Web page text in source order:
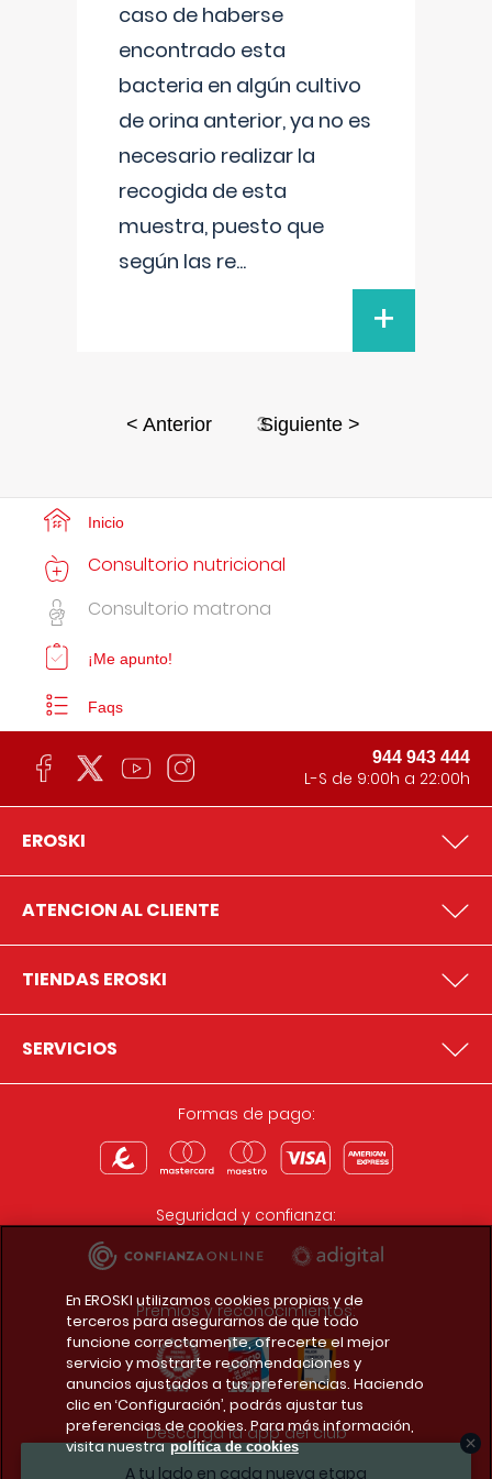
caso de haberse
encontrado esta
bacteria en algún cultivo
de orina anterior, ya no es
necesario realizar la
recogida de esta
muestra, puesto que
según las re...
+
< Anterior 3Siguiente >
A tu lado en cada nueva etapa
Inicio
Consultorio nutricional
Consultorio matrona
¡Me apunto!
Faqs
944 943 444
L-S de 9:00h a 22:00h
EROSKI
ATENCION AL CLIENTE
TIENDAS EROSKI
SERVICIOS
Formas de pago:
Seguridad y confianza:
Premios y reconocimientos:
Descarga la app del club
En EROSKI utilizamos cookies propias y de
terceros para asegurarnos de que todo
funcione correctamente, ofrecerte el mejor
servicio y mostrarte recomendaciones y
anuncios ajustados a tus preferencias. Haciendo
clic en ‘Configuración’, podrás ajustar tus
preferencias de cookies. Para más información,
visita nuestra política de cookies